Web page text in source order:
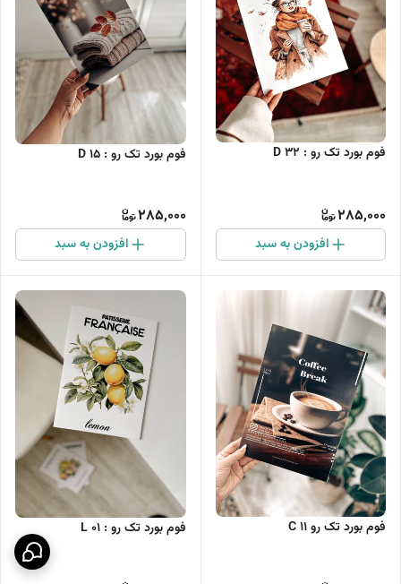
فوم بورد تک رو : D 32
285,000
افزودن به سبد
فوم بورد تک رو : D 15
285,000
افزودن به سبد
فوم بورد تک رو C 11 فوم بورد تک رو : L 01